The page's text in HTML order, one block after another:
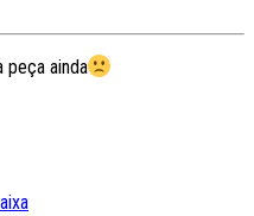
peça ainda